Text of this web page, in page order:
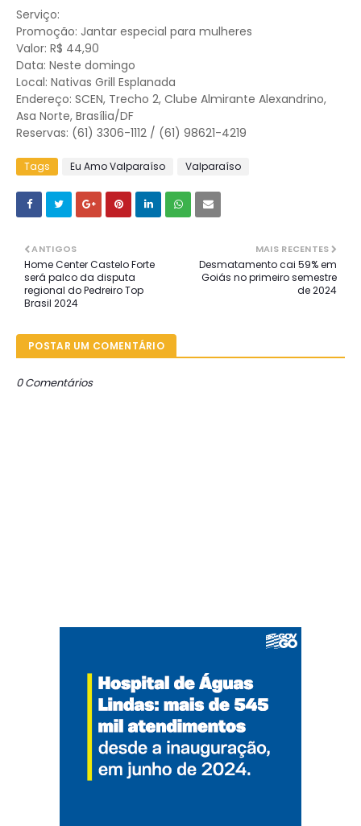
Serviço:
Promoção: Jantar especial para mulheres
Valor: R$ 44,90
Data: Neste domingo
Local: Nativas Grill Esplanada
Endereço: SCEN, Trecho 2, Clube Almirante Alexandrino,
Asa Norte, Brasília/DF
Reservas: (61) 3306-1112 / (61) 98621-4219
Tags Eu Amo Valparaíso Valparaíso
MAIS RECENTES
Desmatamento cai 59% em
Goiás no primeiro semestre
de 2024
ANTIGOS
Home Center Castelo Forte
será palco da disputa
regional do Pedreiro Top
Brasil 2024
POSTAR UM COMENTÁRIO
0 Comentários